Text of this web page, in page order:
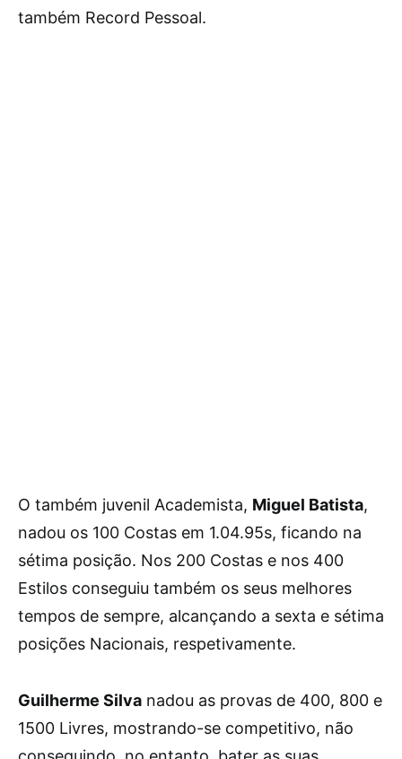
também Record Pessoal.
O também juvenil Academista, Miguel Batista,
nadou os 100 Costas em 1.04.95s, ficando na
sétima posição. Nos 200 Costas e nos 400
Estilos conseguiu também os seus melhores
tempos de sempre, alcançando a sexta e sétima
posições Nacionais, respetivamente.
Guilherme Silva nadou as provas de 400, 800 e
1500 Livres, mostrando-se competitivo, não